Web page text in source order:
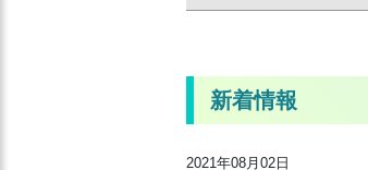
新着情報
2021年08月02日